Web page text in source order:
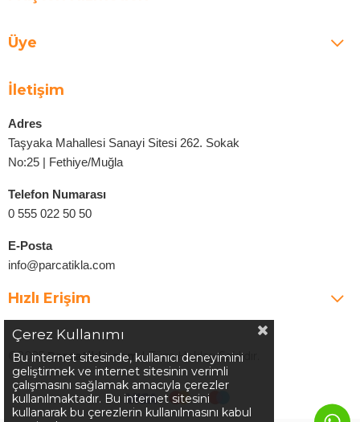
Üye
İletişim
Adres
Taşyaka Mahallesi Sanayi Sitesi 262. Sokak
No:25 | Fethiye/Muğla
Telefon Numarası
0 555 022 50 50
E-Posta
info@parcatikla.com
Hızlı Erişim
©2025Parcatikla.com| Tüm Hakları Saklıdır.
Çerez Kullanımı
Bu internet sitesinde, kullanıcı deneyimini
geliştirmek ve internet sitesinin verimli
çalışmasını sağlamak amacıyla çerezler
kullanılmaktadır. Bu internet sitesini
kullanarak bu çerezlerin kullanılmasını kabul